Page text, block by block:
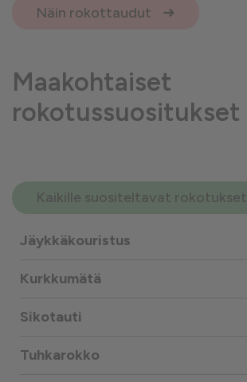
Näin rokottaudut
Maakohtaiset
rokotussuositukset
Kaikille suositeltavat rokotukset
Jäykkäkouristus
Kurkkumätä
Sikotauti
Tuhkarokko